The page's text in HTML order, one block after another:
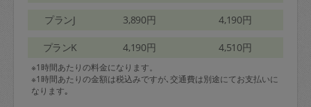
プランJ 3,890円 4,190円
プランK 4,190円 4,510円
※1時間あたりの料金になります。
※1時間あたりの金額は税込みですが､交通費は別途にてお支払いに
なります｡